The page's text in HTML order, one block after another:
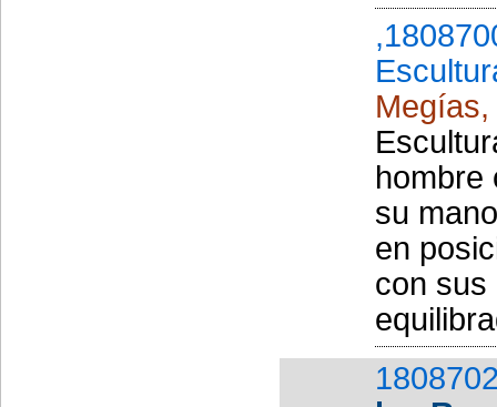
hombre
su
en
con sus